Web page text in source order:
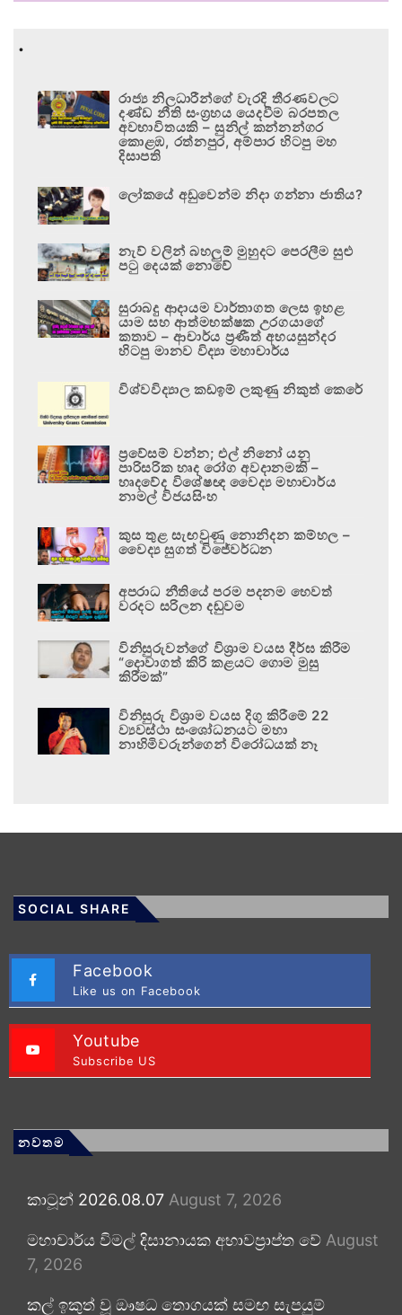
.
රාජ්‍ය නිලධාරීන්ගේ වැරදි තීරණවලට
දණ්ඩ නීති සංග්‍රහය යෙදවීම බරපතල
අවභාවිතයකි – සුනිල් කන්නන්ගර
කොළඹ, රත්නපුර, අම්පාර හිටපු මහ
දිසාපති
ලෝකයේ අඩුවෙන්ම නිදා ගන්නා ජාතිය?
නැව් වලින් බහලුම් මුහුදට පෙරලීම සුළු
පටු දෙයක් නොවේ
සුරාබදු ආදායම වාර්තාගත ලෙස ඉහළ
යාම සහ ආත්මභක්ෂක උරගයාගේ
කතාව – ආචාර්ය ප්‍රණීත් අභයසුන්දර
හිටපු මානව විද්‍යා මහාචාර්ය
විශ්වවිද්‍යාල කඩඉම් ලකුණු නිකුත් කෙරේ
ප්‍රවේසම් වන්න; එල් නිනෝ යනු
පාරිසරික හෘද රෝග අවදානමකි –
හෘදවේද විශේෂඥ වෛද්‍ය මහාචාර්ය
නාමල් විජයසිංහ
කුස තුළ සැඟවුණු නොනිදන කම්හල –
වෛද්‍ය සුගත් විජේවර්ධන
අපරාධ නීතියේ පරම පදනම හෙවත්
වරදට සරිලන දඬුවම
විනිසුරුවන්ගේ විශ්‍රාම වයස දීර්ඝ කිරීම
“දොවාගත් කිරි කළයට ගොම මුසු
කිරීමක්”
විනිසුරු විශ්‍රාම වයස දිගු කිරීමේ 22
ව්‍යවස්ථා සංශෝධනයට මහා
නාහිමිවරුන්ගෙන් විරෝධයක් නෑ
SOCIAL SHARE
Facebook
Like us on Facebook
Youtube
Subscribe US
නවතම
කාටූන් 2026.08.07 August 7, 2026
මහාචාර්ය විමල් දිසානායක අභාවප්‍රාප්ත වේ August
7, 2026
කල් ඉකුත් වූ ඖෂධ තොගයක් සමඟ සැපයුම්